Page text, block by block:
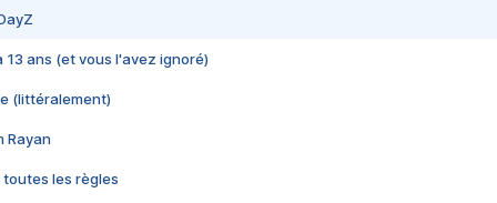
13 ans (et vous l'avez ignoré)
(littéralement)
Rayan
toutes les règles